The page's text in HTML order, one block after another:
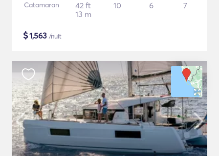
Catamaran
42 ft
13 m
10 6 7
$1,563 /nuit